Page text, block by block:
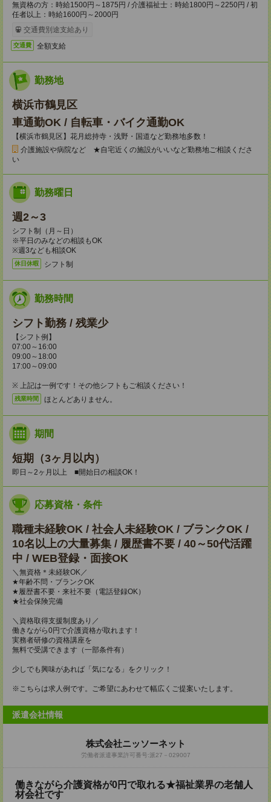
無資格の方：時給1500円～1875円 / 介護福祉士：時給1800円～2250円 / 初
任者以上：時給1600円～2000円
交通費別途支給あり
交通費 全額支給
勤務地
横浜市鶴見区
車通勤OK / 自転車・バイク通勤OK
【横浜市鶴見区】花月総持寺・浅野・国道など勤務地多数！
介護施設や病院など ★自宅近くの施設がいいなど勤務地ご相談くださ
い
勤務曜日
週2～3
シフト制（月～日）
※平日のみなどの相談もOK
※週3なども相談OK
休日休暇 シフト制
勤務時間
シフト勤務 / 残業少
【シフト例】
07:00～16:00
09:00～18:00
17:00～09:00
※ 上記は一例です！その他シフトもご相談ください！
残業時間 ほとんどありません。
期間
短期（3ヶ月以内）
即日～2ヶ月以上 ■開始日の相談OK！
応募資格・条件
職種未経験OK / 社会人未経験OK / ブランクOK /
10名以上の大量募集 / 履歴書不要 / 40～50代活躍
中 / WEB登録・面接OK
＼無資格＊未経験OK／
★年齢不問・ブランクOK
★履歴書不要・来社不要（電話登録OK）
★社会保険完備
＼資格取得支援制度あり／
働きながら0円で介護資格が取れます！
実務者研修の資格講座を
無料で受講できます（一部条件有）
少しでも興味があれば「気になる」をクリック！
※こちらは求人例です。ご希望にあわせて幅広くご提案いたします。
派遣会社情報
株式会社ニッソーネット
労働者派遣事業許可番号:派27－029007
働きながら介護資格が0円で取れる★福祉業界の老舗人
材会社です